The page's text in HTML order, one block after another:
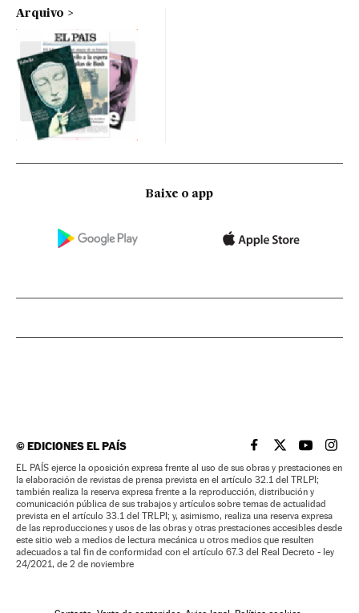
Arquivo
Baixe o app
©EDICIONES EL PAÍS EL PAÍS BRASIL EN
EL PAÍSEL PAÍS
EL
EL PAÍS ejerce la oposición expresa frente al uso de sus obras y prestaciones en
la elaboración de revistas de prensa prevista en el artículo 32.1 del TRLPI;
también realiza la reserva expresa frente a la reproducción, distribución y
comunicación pública de sus trabajos y artículos sobre temas de actualidad
prevista en el artículo 33.1 del TRLPI; y, asimismo, realiza una reserva expresa
de las reproducciones y usos de las obras y otras prestaciones accesibles desde
este sitio web a medios de lectura mecánica u otros medios que resulten
adecuados a tal fin de conformidad con el artículo 67.3 del Real Decreto - ley
24/2021, de 2 de noviembre